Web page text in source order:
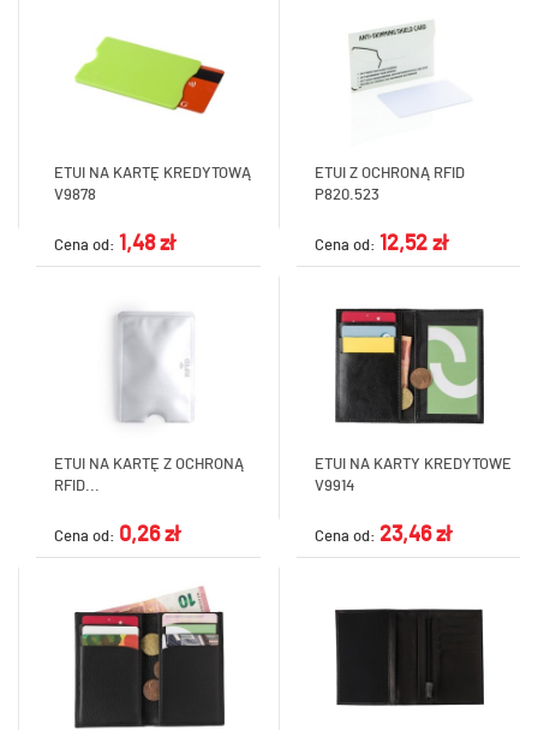
ETUI NA KARTĘ KREDYTOWĄ
V9878
Cena od: 1,48 zł
ETUI Z OCHRONĄ RFID
P820.523
Cena od: 12,52 zł
ETUI NA KARTĘ Z OCHRONĄ
RFID...
Cena od: 0,26 zł
ETUI NA KARTY KREDYTOWE
V9914
Cena od: 23,46 zł